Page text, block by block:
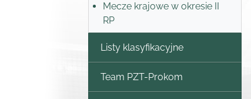
Mecze krajowe w okresie II
RP
Listy klasyfikacyjne
Team PZT-Prokom